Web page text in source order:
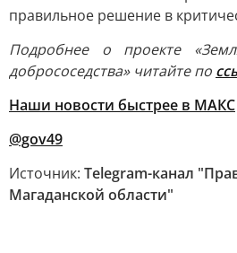
правильное решение в
Подробнее о проекте
добрососедства» читайте по
Наши новости быстрее в МАКС
@gov49
Источник: Telegram-канал
Магаданской области"